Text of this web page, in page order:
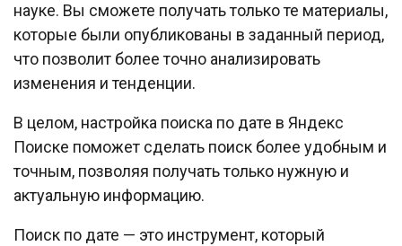
науке. Вы сможете получать только те материалы,
которые были опубликованы в заданный период,
что позволит более точно анализировать
изменения и тенденции.
В целом, настройка поиска по дате в Яндекс
Поиске поможет сделать поиск более удобным и
точным, позволяя получать только нужную и
актуальную информацию.
Поиск по дате — это инструмент, который